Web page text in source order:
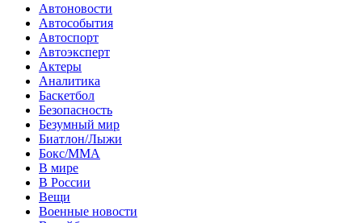
Автоновости
Автособытия
Автоспорт
Автоэксперт
Актеры
Аналитика
Баскетбол
Безопасность
Безумный мир
Биатлон/Лыжи
Бокс/MMA
В мире
В России
Вещи
Военные новости